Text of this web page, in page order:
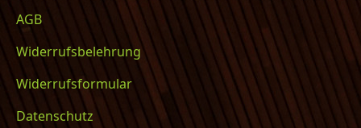
AGB
Widerrufsbelehrung
Widerrufsformular
Datenschutz